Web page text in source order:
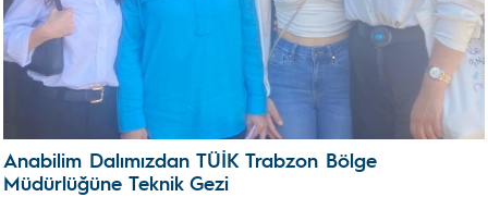
Anabilim Dalımızdan TÜİK Trabzon Bölge
Müdürlüğüne Teknik Gezi